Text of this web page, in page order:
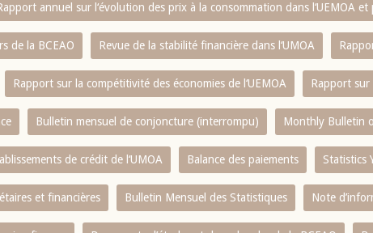
annuel sur l‘évolution des prix à la consommation dans l‘UEMOA et
de la BCEAO Revue de la stabilité financière dans l‘UMOA
Rapport sur la compétitivité des économies de l‘UEMOA Rapport
Bulletin mensuel de conjoncture (interrompu) Monthly Bulletin
de crédit de l‘UMOA Balance des paiements Statistics
et financières Bulletin Mensuel des Statistiques Note